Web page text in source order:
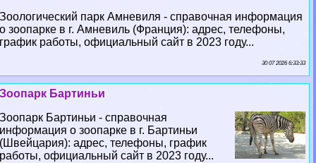
Зоологический парк Амневиля - справочная информация
о зоопарке в г. Амневиль (Франция): адрес, телефоны,
график работы, официальный сайт в 2023 году...
30 07 2026 6:33:33
Зоопарк Бартиньи
Зоопарк Бартиньи - справочная
информация о зоопарке в г. Бартиньи
(Швейцария): адрес, телефоны, график
работы, официальный сайт в 2023 году...